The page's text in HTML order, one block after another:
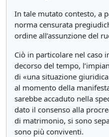
In tale mutato contesto, a
norma censurata
ordine all’assunzione del
Ciò in particolare nel caso
decorso del tempo,
di «una situazione
al momento della
sarebbe accaduto nella
dato il consenso alla
di matrimonio, si sono
sono più conviventi.